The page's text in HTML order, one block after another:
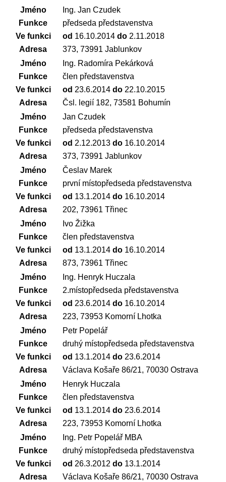
Jméno
Ing. Jan Czudek
Funkce
předseda představenstva
Ve funkci
od 16.10.2014 do2.11.2018
Adresa
373, 73991 Jablunkov
Jméno
Ing. Radomíra Pekárková
Funkce
člen představenstva
Ve funkci
od 23.6.2014 do22.10.2015
Adresa
Čsl. legií 182, 73581 Bohumín
Jméno
Jan Czudek
Funkce
předseda představenstva
Ve funkci
od 2.12.2013 do16.10.2014
Adresa
373, 73991 Jablunkov
Jméno
Česlav Marek
Funkce
první místopředseda představenstva
Ve funkci
od 13.1.2014 do16.10.2014
Adresa
202, 73961 Třinec
Jméno
Ivo Žižka
Funkce
člen představenstva
Ve funkci
od 13.1.2014 do16.10.2014
Adresa
873, 73961 Třinec
Jméno
Ing. Henryk Huczala
Funkce
2.místopředseda představenstva
Ve funkci
od 23.6.2014 do16.10.2014
Adresa
223, 73953 Komorní Lhotka
Jméno
Petr Popelář
Funkce
druhý místopředseda představenstva
Ve funkci
od 13.1.2014 do23.6.2014
Adresa
Václava Košaře 86/21, 70030 Ostrava
Jméno
Henryk Huczala
Funkce
člen představenstva
Ve funkci
od 13.1.2014 do23.6.2014
Adresa
223, 73953 Komorní Lhotka
Jméno
Ing. Petr Popelář MBA
Funkce
druhý místopředseda představenstva
Ve funkci
od 26.3.2012 do13.1.2014
Adresa
Václava Košaře 86/21, 70030 Ostrava